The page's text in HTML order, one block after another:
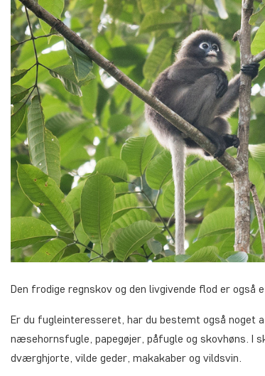
Den frodige regnskov og den livgivende flod er
Er du fugleinteresseret, har du bestemt også noget
næsehornsfugle, papegøjer, påfugle og skovhøns. I
dværghjorte, vilde geder, makakaber og vildsvin.